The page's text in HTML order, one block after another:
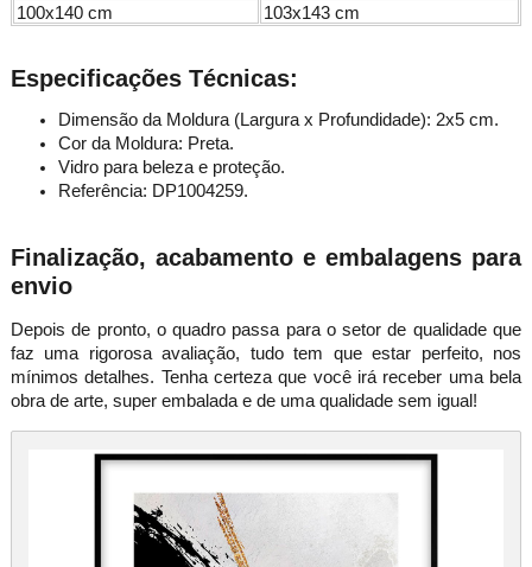
100x140 cm
103x143 cm
Especificações Técnicas:
Dimensão da Moldura (Largura x Profundidade): 2x5 cm.
Cor da Moldura: Preta.
Vidro para beleza e proteção.
Referência: DP1004259.
Finalização, acabamento e embalagens para
envio
Depois de pronto, o quadro passa para o setor de qualidade que
faz uma rigorosa avaliação, tudo tem que estar perfeito, nos
mínimos detalhes. Tenha certeza que você irá receber uma bela
obra de arte, super embalada e de uma qualidade sem igual!